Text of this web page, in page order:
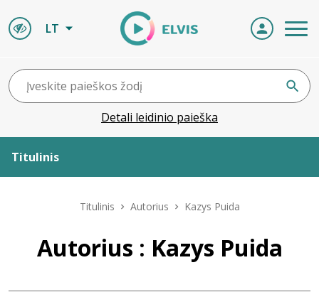
LT
Detali leidinio paieška
Titulinis
Leidiniai
Titulinis Autorius Kazys Puida
Autorius : Kazys Puida